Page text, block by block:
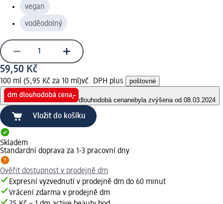
vegan
voděodolný
59,50 Kč
100 ml (5,95 Kč za 10 ml)vč. DPH plus poštovné
dlouhodobá cenanebyla zvýšena od 08.03.2024
Vložit do košíku
Skladem
Standardní doprava za 1-3 pracovní dny
Ověřit dostupnost v prodejně dm
Expresní vyzvednutí v prodejně dm do 60 minut
Vrácení zdarma v prodejně dm